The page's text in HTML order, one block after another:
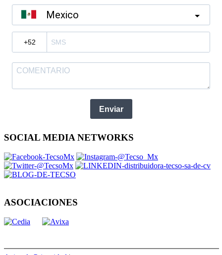
Mexico
Enviar
SOCIAL MEDIA NETWORKS
ASOCIACIONES